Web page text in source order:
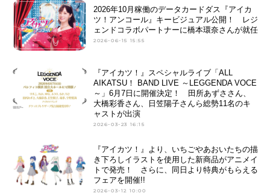
2026年10月稼働のデータカードダス『アイカ
ツ！アンコール』キービジュアル公開！ レジ
ェンドコラボパートナーに橋本環奈さんが就任
2026-06-15 15:55
『アイカツ！』スペシャルライブ「ALL
AIKATSU！ BAND LIVE ～LEGGENDA VOCE
～」6月7日に開催決定！ 田所あずささん、
大橋彩香さん、日笠陽子さんら総勢11名のキ
ャストが出演
2026-03-23 16:15
『アイカツ！』より、いちごやあおいたちの描
き下ろしイラストを使用した新商品がアニメイ
トで発売！ さらに、同日より特典がもらえる
フェアを開催!!
2026-03-12 10:00